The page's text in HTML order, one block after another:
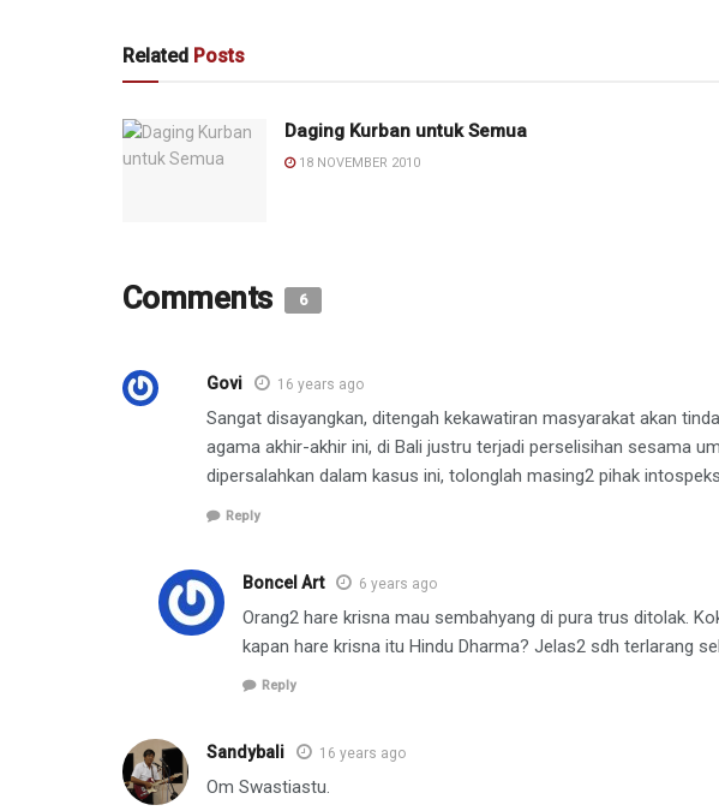
Related Posts
Daging Kurban untuk Semua
18 NOVEMBER 2010
Comments 6
Govi 16 years ago
Sangat disayangkan, ditengah kekawatiran masyarakat akan
agama akhir-akhir ini, di Bali justru terjadi perselisihan sesama
dipersalahkan dalam kasus ini, tolonglah masing2 pihak
Reply
Boncel Art 6 years ago
Orang2 hare krisna mau sembahyang di pura trus ditolak.
kapan hare krisna itu Hindu Dharma? Jelas2 sdh terlarang
Reply
Sandybali 16 years ago
Om Swastiastu.